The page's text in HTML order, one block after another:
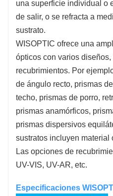
una superficie individual o
de salir, o se refracta a
sustrato.
WISOPTIC ofrece una
ópticos con varios diseños,
recubrimientos. Por
de ángulo recto, prismas
techo, prismas de porro,
prismas anamórficos,
prismas dispersivos
sustratos incluyen material
Las opciones de
UV-VIS, UV-AR, etc.
Especificaciones